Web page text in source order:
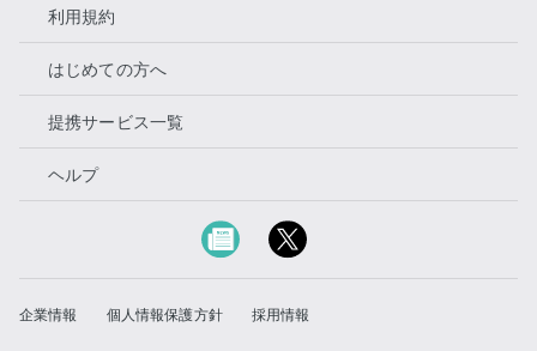
利用規約
はじめての方へ
提携サービス一覧
ヘルプ
企業情報 個人情報保護方針 採用情報